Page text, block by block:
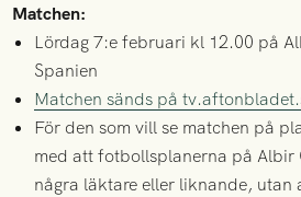
Matchen:
Lördag 7:e februari kl 12.00 på
Spanien
Matchen sänds på
För den som vill se matchen på
med att fotbollsplanerna på Albir
några läktare eller liknande, utan